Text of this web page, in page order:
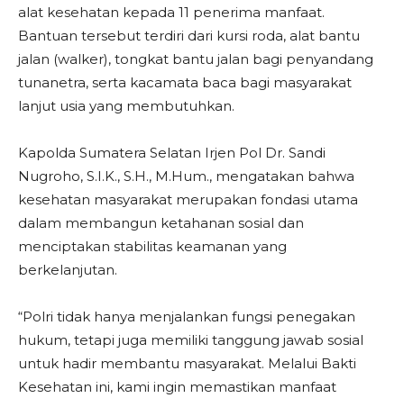
alat kesehatan kepada 11 penerima manfaat.
Bantuan tersebut terdiri dari kursi roda, alat bantu
jalan (walker), tongkat bantu jalan bagi penyandang
tunanetra, serta kacamata baca bagi masyarakat
lanjut usia yang membutuhkan.
Kapolda Sumatera Selatan Irjen Pol Dr. Sandi
Nugroho, S.I.K., S.H., M.Hum., mengatakan bahwa
kesehatan masyarakat merupakan fondasi utama
dalam membangun ketahanan sosial dan
menciptakan stabilitas keamanan yang
berkelanjutan.
“Polri tidak hanya menjalankan fungsi penegakan
hukum, tetapi juga memiliki tanggung jawab sosial
untuk hadir membantu masyarakat. Melalui Bakti
Kesehatan ini, kami ingin memastikan manfaat